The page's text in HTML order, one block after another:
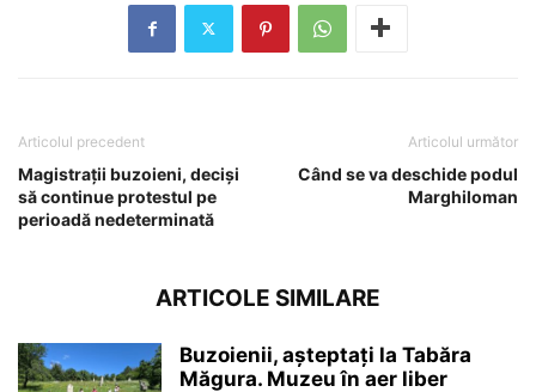
Articolul precedent
Magistrații buzoieni, deciși
să continue protestul pe
perioadă nedeterminată
Articolul următor
Când se va deschide podul
Marghiloman
ARTICOLE SIMILARE
Buzoienii, așteptați la Tabăra
Măgura. Muzeu în aer liber